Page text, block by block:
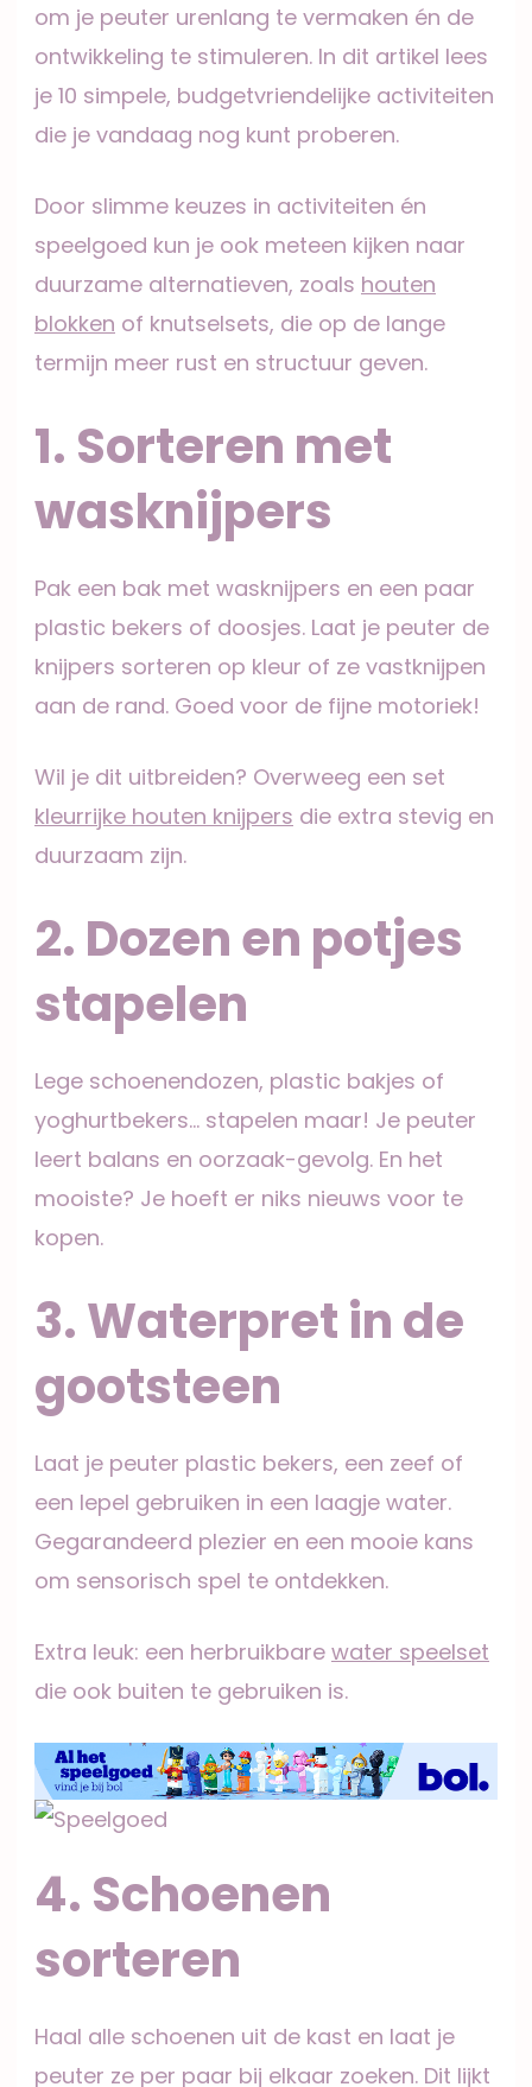
om je peuter urenlang te vermaken én de
ontwikkeling te stimuleren. In dit artikel lees
je 10 simpele, budgetvriendelijke activiteiten
die je vandaag nog kunt proberen.
Door slimme keuzes in activiteiten én
speelgoed kun je ook meteen kijken naar
duurzame alternatieven, zoals houten
blokken of knutselsets, die op de lange
termijn meer rust en structuur geven.
1. Sorteren met
wasknijpers
Pak een bak met wasknijpers en een paar
plastic bekers of doosjes. Laat je peuter de
knijpers sorteren op kleur of ze vastknijpen
aan de rand. Goed voor de fijne motoriek!
Wil je dit uitbreiden? Overweeg een set
kleurrijke houten knijpers die extra stevig en
duurzaam zijn.
2. Dozen en potjes
stapelen
Lege schoenendozen, plastic bakjes of
yoghurtbekers… stapelen maar! Je peuter
leert balans en oorzaak-gevolg. En het
mooiste? Je hoeft er niks nieuws voor te
kopen.
3. Waterpret in de
gootsteen
Laat je peuter plastic bekers, een zeef of
een lepel gebruiken in een laagje water.
Gegarandeerd plezier en een mooie kans
om sensorisch spel te ontdekken.
Extra leuk: een herbruikbare water speelset
die ook buiten te gebruiken is.
4. Schoenen
sorteren
Haal alle schoenen uit de kast en laat je
peuter ze per paar bij elkaar zoeken. Dit lijkt